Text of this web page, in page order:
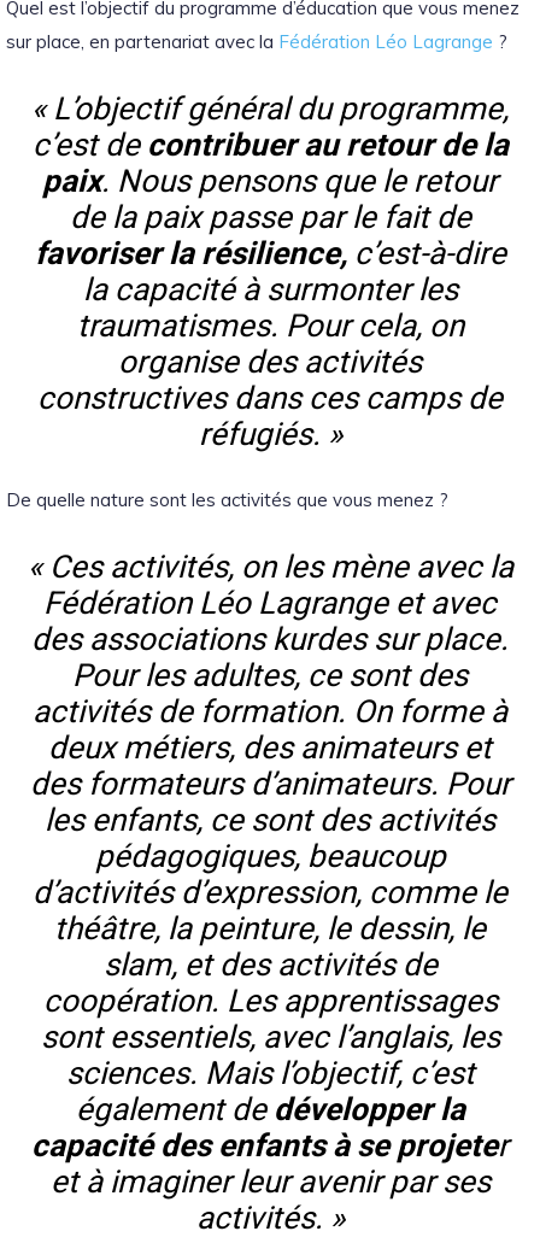
Quel est l’objectif du programme d’éducation que vous menez
sur place, en partenariat avec la Fédération Léo Lagrange ?
« L’objectif général du programme,
c’est de contribuer au retour de la
paix. Nous pensons que le retour
de la paix passe par le fait de
favoriser la résilience,c’est-à-dire
la capacité à surmonter les
traumatismes. Pour cela, on
organise des activités
constructives dans ces camps de
réfugiés. »
De quelle nature sont les activités que vous menez ?
« Ces activités, on les mène avec la
Fédération Léo Lagrange et avec
des associations kurdes sur place.
Pour les adultes, ce sont des
activités de formation. On forme à
deux métiers, des animateurs et
des formateurs d’animateurs. Pour
les enfants, ce sont des activités
pédagogiques, beaucoup
d’activités d’expression, comme le
théâtre, la peinture, le dessin, le
slam, et des activités de
coopération. Les apprentissages
sont essentiels, avec l’anglais, les
sciences. Mais l’objectif, c’est
également de développer la
capacité des enfants à se projeter
et à imaginer leur avenir par ses
activités. »